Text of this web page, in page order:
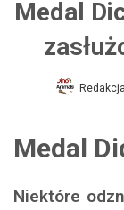
Medal
Medal
Niektóre